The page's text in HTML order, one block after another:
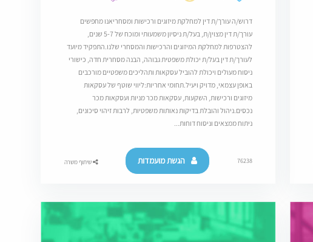
דרוש/ה עורך/ת דין למחלקת מיזוגים ורכישות ומסחריאנו מחפשים
עורך/ת דין מצוין/ת, בעל/ת ניסיון משמעותי ומוכח של 5-7 שנים,
להצטרפות למחלקת המיזוגים והרכישות והמסחרי שלנו.התפקיד מיועד
לעורך/ת דין בעל/ת יכולת משפטית גבוהה, הבנה מסחרית חדה, כישורי
ניסוח מעולים ויכולת להוביל עסקאות ותהליכים משפטיים מורכבים
באופן עצמאי, מדויק ויעיל.תחומי אחריות:ליווי שוטף של עסקאות
מיזוגים ורכישות, השקעות, עסקאות מכר מניות ועסקאות מכר
נכסים.ניהול והובלת בדיקות נאותות משפטיות, לרבות זיהוי סיכונים,
ניתוח ממצאים וניסוח דוחות...
76238 הגשת מועמדות שיתוף משרה